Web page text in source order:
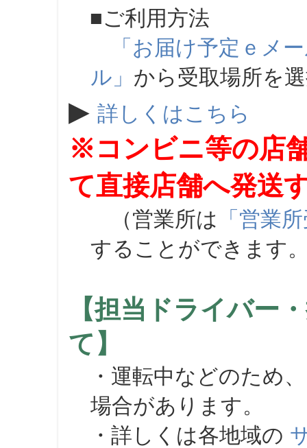
■ご利用方法
「お届け予定ｅメ
ル」 から受取場所を
▶ 詳しくはこちら
※コンビニ等の店
て直接店舗へ発送
（営業所は 「営業
することができます
【担当ドライバー
て】
・運転中などのため
場合があります。
・詳しくは各地域の